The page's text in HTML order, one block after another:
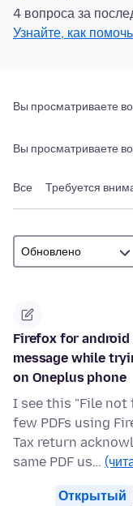
4 вопроса за
Узнайте, как
Вы просматриваете
Вы просматриваете
Все Требуется
Firefox for
message while
on Oneplus phone
I see this "File
few PDFs using
Tax return
same PDF us…
Открытый